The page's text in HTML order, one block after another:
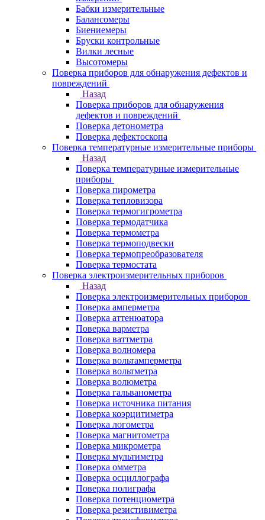
Бабки измерительные
Балансомеры
Биениемеры
Бруски контрольные
Вилки лесные
Высотомеры
Поверка приборов для обнаружения дефектов и
повреждений
Назад
Поверка приборов для обнаружения
дефектов и повреждений
Поверка детонометра
Поверка дефектоскопа
Поверка температурные измерительные приборы
Назад
Поверка температурные измерительные
приборы
Поверка пирометра
Поверка тепловизора
Поверка термогигрометра
Поверка термодатчика
Поверка термометра
Поверка термоподвески
Поверка термопреобразователя
Поверка термостата
Поверка электроизмерительных приборов
Назад
Поверка электроизмерительных приборов
Поверка амперметра
Поверка аттенюатора
Поверка варметра
Поверка ваттметра
Поверка волномера
Поверка вольтамперметра
Поверка вольтметра
Поверка волюметра
Поверка гальванометра
Поверка источника питания
Поверка коэрцитиметра
Поверка логометра
Поверка магнитометра
Поверка микрометра
Поверка мультиметра
Поверка омметра
Поверка осциллографа
Поверка полиграфа
Поверка потенциометра
Поверка резистивиметра